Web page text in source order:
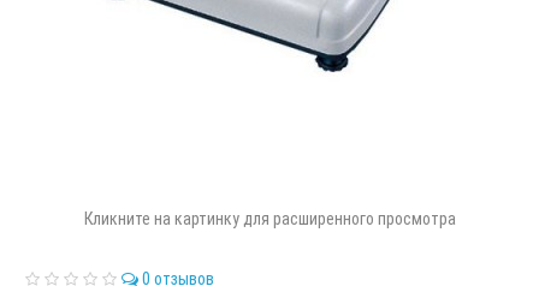
Кликните на картинку для расширенного просмотра
0 отзывов